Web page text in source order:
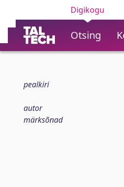
Digikogu
Otsing
pealkiri
autor
märksõnad